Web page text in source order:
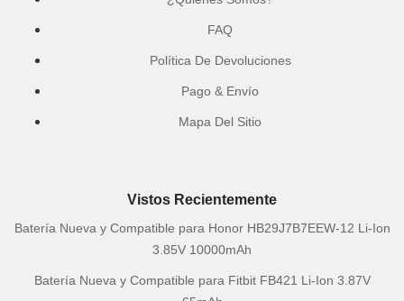
FAQ
Política De Devoluciones
Pago & Envío
Mapa Del Sitio
Vistos Recientemente
Batería Nueva y Compatible para Honor HB29J7B7EEW-12 Li-Ion
3.85V 10000mAh
Batería Nueva y Compatible para Fitbit FB421 Li-Ion 3.87V